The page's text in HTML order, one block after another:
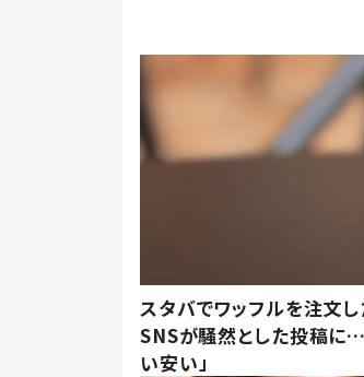
スタバでワッフルを注文し
SNSが騒然とした投稿に…
い安い」